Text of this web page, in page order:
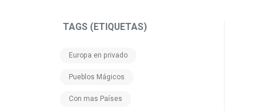
TAGS (ETIQUETAS)
Europa en privado
Pueblos Mágicos
Con mas Países